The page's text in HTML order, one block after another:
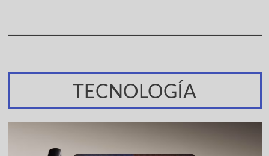
TECNOLOGÍA